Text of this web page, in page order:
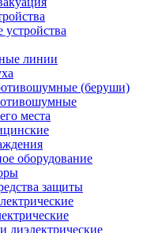
линии
(беруши)
места
оборудование
защиты
диэлектрические